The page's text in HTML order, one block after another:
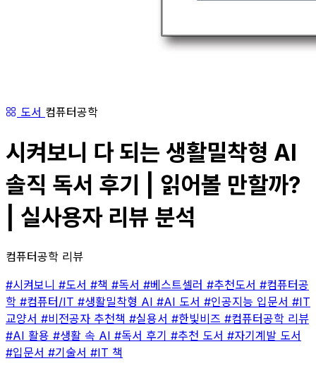
도서 컴퓨터공학
시켜보니 다 되는 생활밀착형 AI
솔직 독서 후기 | 읽어볼 만할까?
| 실사용자 리뷰 분석
컴퓨터공학 리뷰
#시켜보니 #도서 #책 #독서 #베스트셀러 #추천도서 #컴퓨터공
학 #컴퓨터/IT #생활밀착형 AI #AI 도서 #인공지능 입문서 #IT
교양서 #비전공자 추천책 #실용서 #한빛비즈 #컴퓨터공학 리뷰
#AI 활용 #생활 속 AI #독서 후기 #추천 도서 #자기계발 도서
#입문서 #기술서 #IT 책